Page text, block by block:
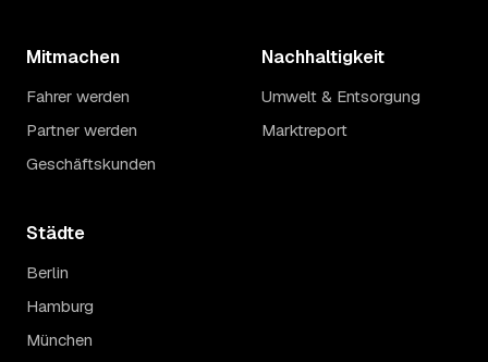
Mitmachen
Fahrer werden
Partner werden
Geschäftskunden
Nachhaltigkeit
Umwelt & Entsorgung
Marktreport
Städte
Berlin
Hamburg
München